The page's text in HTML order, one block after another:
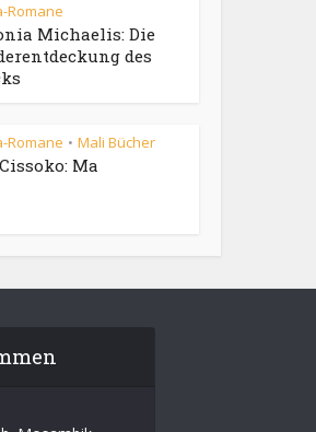
Romane
Michaelis: Die
des
Romane • Mali Bücher
Ma